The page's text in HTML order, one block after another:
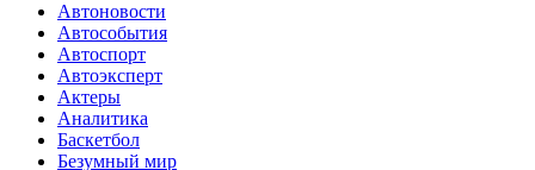
Автоновости
Автособытия
Автоспорт
Автоэксперт
Актеры
Аналитика
Баскетбол
Безумный мир